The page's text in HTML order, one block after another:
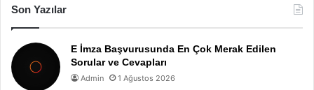
Son Yazılar
E İmza Başvurusunda En Çok Merak Edilen
Sorular ve Cevapları
Admin 1 Ağustos 2026